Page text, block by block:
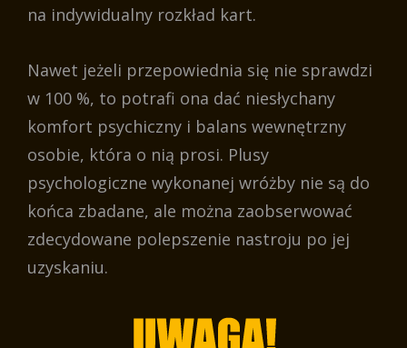
na indywidualny rozkład kart.
Nawet jeżeli przepowiednia się nie sprawdzi
w 100 %, to potrafi ona dać niesłychany
komfort psychiczny i balans wewnętrzny
osobie, która o nią prosi. Plusy
psychologiczne wykonanej wróżby nie są do
końca zbadane, ale można zaobserwować
zdecydowane polepszenie nastroju po jej
uzyskaniu.